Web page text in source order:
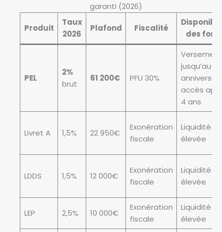
garanti (2026)
Produit
Taux
2026
Plafond Fiscalité
des
PEL
2%
brut
61 200€ PFU 30%
jusqu’au
accès
4 ans
Livret A 1,5% 22 950€
Exonération
fiscale
Liquidité
élevée
LDDS 1,5% 12 000€
Exonération
fiscale
Liquidité
élevée
LEP 2,5% 10 000€
Exonération
fiscale
Liquidité
élevée